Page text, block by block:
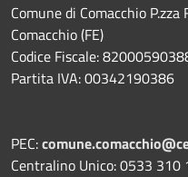
Comune di Comacchio
Comacchio (FE)
Codice Fiscale:
Partita IVA: 00342190386
PEC:
Centralino Unico: 0533 310